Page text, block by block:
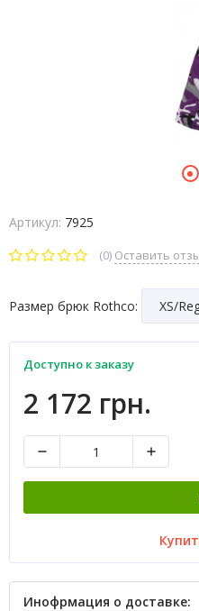
Артикул: 7925
(0) Оставить
Размер брюк Rothco:
Доступно к заказу
2 172 грн.
Инофрмация о доставке: